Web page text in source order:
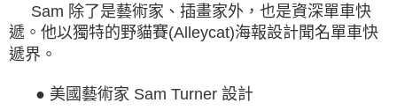
【注意事項】
1.本服務係由「台灣大哥大股份有限公司」（以下簡稱本公司）所提供，讓
用戶於交易時，得透過本服務購買商品或服務，並由商店將買賣／分期付款
買賣價金債權讓與本公司後，依約使用本公司帳單繳交帳款。
資料（包含姓名、電話或地址）提供予台灣大哥大進項蒐集、處理及利用，
由本公司與您本人進行分期帳單所需資料之確認、核對及更正。
ATM／網路銀行／等多元方式進行付款，方視為交易完成。
※ 請注意：結帳手續完成當下不需立刻繳費，但若您需要取消訂單，請聯絡
購買商品的店家。未經商家同意取消之訂單仍視為有效，需透過AFTEE先享
後付繳納相關費用。
是否繳費成功／繳費後需取消欲退款等相關疑問，請聯繫「AFTEE先享後付
7-11取貨付款
每筆NT$60，滿NT$998(含以上)免運費
每筆NT$60，滿NT$998(含以上)免運費
Sam 除了是藝術家、插畫家外，也是資深單車快
遞。他以獨特的野貓賽(Alleycat)海報設計聞名單車快
遞界。
● 美國藝術家 Sam Turner 設計